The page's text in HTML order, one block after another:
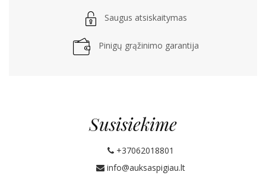
Saugus atsiskaitymas
Pinigų grąžinimo garantija
Susisiekime
+37062018801
info@auksaspigiau.lt